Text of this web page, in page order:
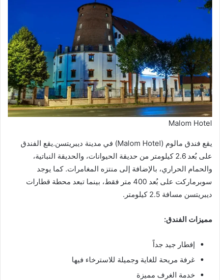
Malom Hotel
يقع فندق مالوم (Malom Hotel) في مدينة ديبريتسن.يقع الفندق
على بُعد 2.6 كيلومتر من حديقة الحيوانات، والحديقة النباتية،
والحمام الحراري، بالإضافة إلى منتزه المغامرات. كما يوجد
سوبرماركت على بُعد 400 متر فقط، بينما تبعد محطة قطارات
ديبريتسن مسافة 2.5 كيلومتر.
مميزات الفندق:
إفطار جيد جداً
غرفة مريحة للغاية وجميلة للاسترخاء فيها
خدمة الغرف مميزة